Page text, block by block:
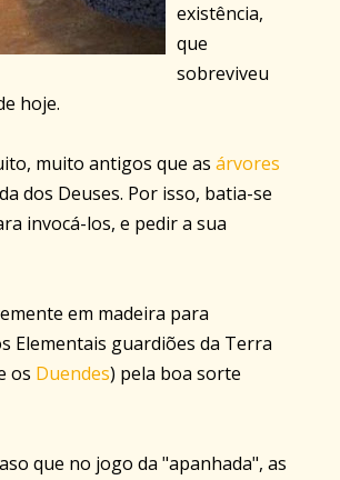
existência,
que
sobreviveu
hoje.
muito antigos que as árvores
dos Deuses. Por isso, batia-se
invocá-los, e pedir a sua
em madeira para
Elementais guardiões da Terra
os Duendes) pela boa sorte
que no jogo da "apanhada", as